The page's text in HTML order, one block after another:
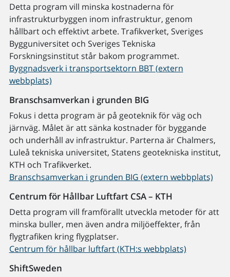
Detta program vill minska kostnaderna för
infrastrukturbyggen inom infrastruktur, genom
hållbart och effektivt arbete. Trafikverket, Sveriges
Bygguniversitet och Sveriges Tekniska
Forskningsinstitut står bakom programmet.
Byggnadsverk i transportsektorn BBT (extern
webbplats)
Branschsamverkan i grunden BIG
Fokus i detta program är på geoteknik för väg och
järnväg. Målet är att sänka kostnader för byggande
och underhåll av infrastruktur. Parterna är Chalmers,
Luleå tekniska universitet, Statens geotekniska institut,
KTH och Trafikverket.
Branschsamverkan i grunden BIG (extern webbplats)
Centrum för Hållbar Luftfart CSA – KTH
Detta program vill framförallt utveckla metoder för att
minska buller, men även andra miljöeffekter, från
flygtrafiken kring flygplatser.
Centrum för hållbar luftfart (KTH:s webbplats)
ShiftSweden